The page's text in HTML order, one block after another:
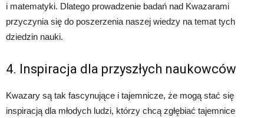
i matematyki. Dlatego prowadzenie badań nad Kwazarami
przyczynia się do poszerzenia naszej wiedzy na temat tych
dziedzin nauki.
4. Inspiracja dla przyszłych naukowców
Kwazary są tak fascynujące i tajemnicze, że mogą stać się
inspiracją dla młodych ludzi, którzy chcą zgłębiać tajemnice